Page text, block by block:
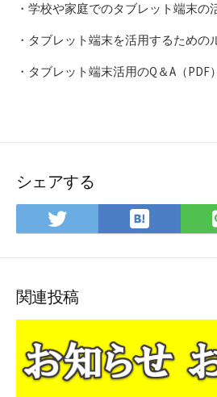
・学校や家庭でのタブレット端末の
・タブレット端末を活用するための
・タブレット端末活用のQ＆A（PDF）
シェアする
Twitter
で
ア
は
て
ク
ー
ク
関連投稿